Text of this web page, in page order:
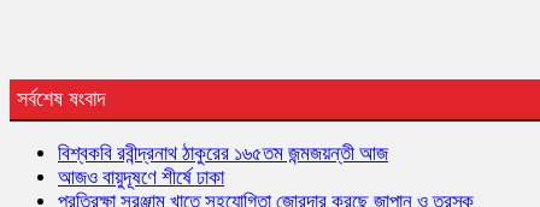
সর্বশেষ ষংবাদ
বিশ্বকবি রবীন্দ্রনাথ ঠাকুরের ১৬৫তম জন্মজয়ন্তী আজ
আজও বায়ুদূষণে শীর্ষে ঢাকা
প্রতিরক্ষা সরঞ্জাম খাতে সহযোগিতা জোরদার করছে জাপান ও তুরস্ক